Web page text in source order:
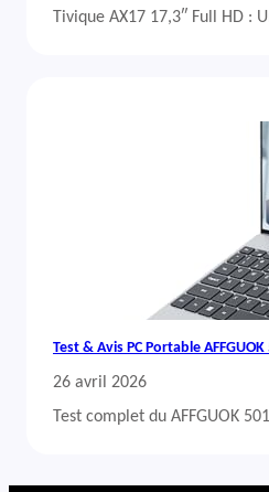
Tivique AX17 17,3″ Full HD
Test & Avis PC Portable AFFGUOK
26 avril 2026
Test complet du AFFGUOK